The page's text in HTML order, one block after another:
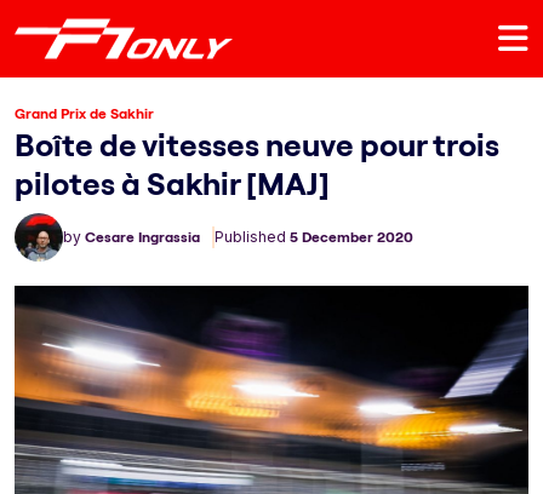
Grand Prix de Sakhir
Boîte de vitesses neuve pour trois
pilotes à Sakhir [MAJ]
by Cesare Ingrassia Published 5 December 2020